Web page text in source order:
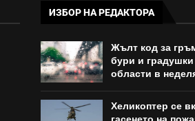
ИЗБОР НА РЕДАКТОРА
Жълт код за
бури и
области в
Хеликоптер се
гасенето на